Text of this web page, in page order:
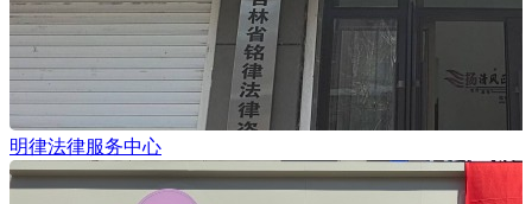
明律法律服务中心